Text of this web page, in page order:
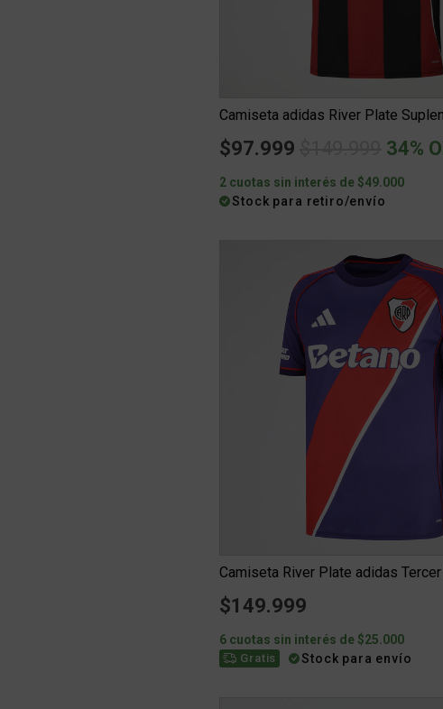
$97.999 Price reduced
to
34%
2 cuotas sin interés de $49.000
Stock para retiro/envío
$149.999
6 cuotas sin interés de $25.000
Gratis Stock para envío